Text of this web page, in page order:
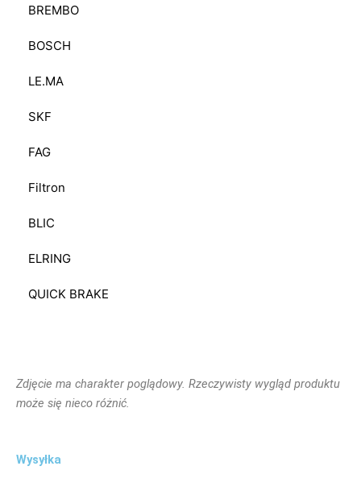
BREMBO
BOSCH
LE.MA
SKF
FAG
Filtron
BLIC
ELRING
QUICK BRAKE
Zdjęcie ma charakter poglądowy. Rzeczywisty wygląd produktu
może się nieco różnić.
Wysyłka